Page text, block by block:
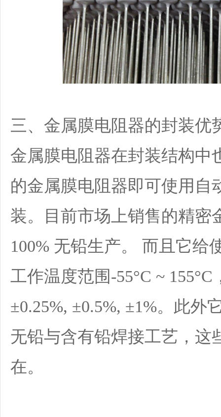
三、金属膜电阻器的封装优
金属膜电阻器在封装结构中
的金属膜电阻器即可使用自
装。目前市场上销售的精密
100% 无铅生产。 而且它给
工作温度范围-55°C ~
±0.25%, ±0.5%, ±1%。此外
无铅与含有铅焊接工艺，这
在。